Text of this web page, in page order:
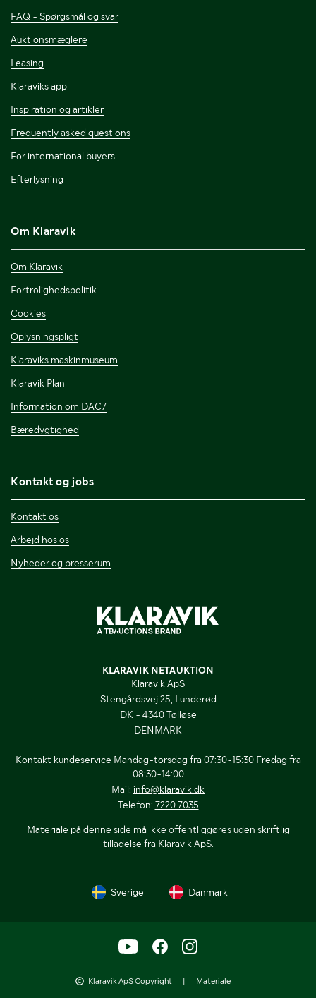
FAQ - Spørgsmål og svar
Auktionsmæglere
Leasing
Klaraviks app
Inspiration og artikler
Frequently asked questions
For international buyers
Efterlysning
Om Klaravik
Om Klaravik
Fortrolighedspolitik
Cookies
Oplysningspligt
Klaraviks maskinmuseum
Klaravik Plan
Information om DAC7
Bæredygtighed
Kontakt og jobs
Kontakt os
Arbejd hos os
Nyheder og presserum
KLARAVIK NETAUKTION
Klaravik ApS
Stengårdsvej 25, Lunderød
DK - 4340 Tølløse
DENMARK
Kontakt kundeservice Mandag-torsdag fra 07:30-15:30 Fredag fra
08:30-14:00
Mail: info@klaravik.dk
Telefon: 7220 7035
Materiale på denne side må ikke offentliggøres uden skriftlig
tilladelse fra Klaravik ApS.
Sverige Danmark
Klaravik ApS Copyright | Materiale